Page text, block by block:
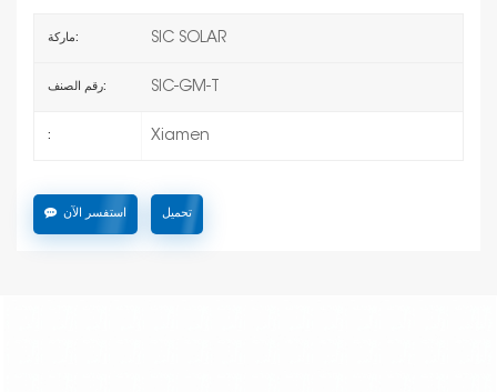
ماركة: SIC SOLAR
رقم الصنف: SIC-GM-T
: Xiamen
استفسر الآن تحميل